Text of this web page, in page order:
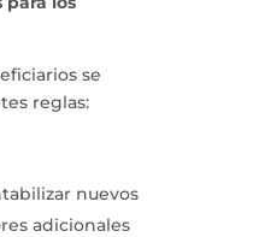
se
reglas:
nuevos
adicionales